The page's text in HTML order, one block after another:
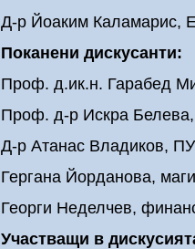
Д-р Йоаким Каламарис,
Поканени дискусанти:
Проф. д.ик.н. Гарабед
Проф. д-р Искра
Д-р Атанас Владиков, ПУ
Гергана Йорданова,
Георги Неделчев,
Участващи в